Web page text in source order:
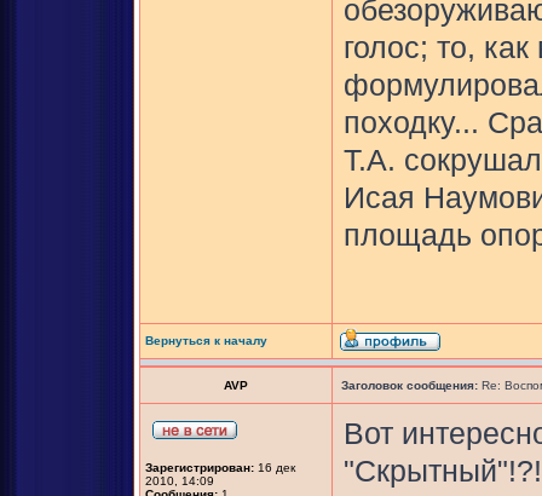
голос; то,
походку...
Т.А.
Исая
площадь
Вернуться к началу
AVP Заголовок сообщения: Re:
Зарегистрирован: 16 дек
2010, 14:09
Вот